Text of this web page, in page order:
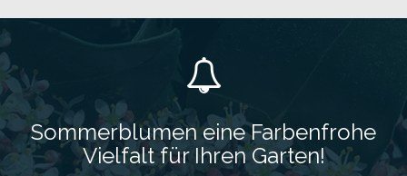
Sommerblumen eine Farbenfrohe
Vielfalt für Ihren Garten!